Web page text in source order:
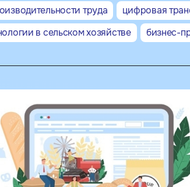
ул. Родионова, д. 203, оф. 405
г.
труда
цифровая
в сельском хозяйстве
бизнес-